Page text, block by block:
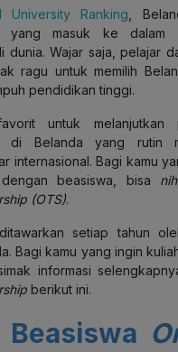
University Ranking ,
yang masuk ke dalam
dunia. Wajar saja, pelajar
ragu untuk memilih
pendidikan tinggi.
untuk melanjutkan
di Belanda yang rutin
internasional. Bagi kamu
beasiswa, bisa nih
(OTS).
setiap tahun
Bagi kamu yang ingin
informasi
berikut ini.